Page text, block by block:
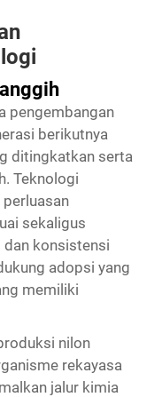
pengembangan
berikutnya
ditingkatkan serta
Teknologi
sekaligus
konsistensi
adopsi yang
memiliki
nilon
rekayasa
jalur kimia